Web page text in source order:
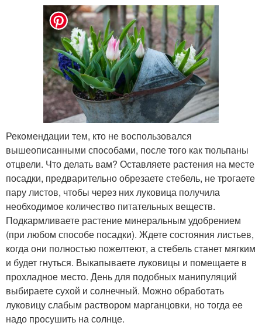
Рекомендации тем, кто не воспользовался
вышеописанными способами, после того как тюльпаны
отцвели. Что делать вам? Оставляете растения на месте
посадки, предварительно обрезаете стебель, не трогаете
пару листов, чтобы через них луковица получила
необходимое количество питательных веществ.
Подкармливаете растение минеральным удобрением
(при любом способе посадки). Ждете состояния листьев,
когда они полностью пожелтеют, а стебель станет мягким
и будет гнуться. Выкапываете луковицы и помещаете в
прохладное место. День для подобных манипуляций
выбираете сухой и солнечный. Можно обработать
луковицу слабым раствором марганцовки, но тогда ее
надо просушить на солнце.